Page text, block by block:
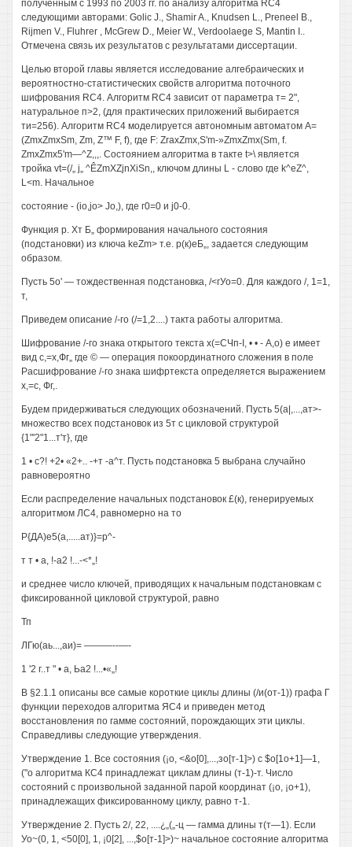
полученным с 1993 по 2003 гг. по анализу алгоритма RC4
следующими авторами: Golic J., Shamir A., Knudsen L., Preneel В.,
Rijmen V., Fluhrer , McGrew D., Meier W., Verdoolaege S, Mantin I..
Отмечена связь их результатов с результатами диссертации.
Целью второй главы является исследование алгебраических и
вероятностно-статистических свойств алгоритма поточного
шифрования RC4. Алгоритм RC4 зависит от параметра т= 2",
натуральное п>2, (для практических приложений выбирается
ти=256). Алгоритм RC4 моделируется автономным автоматом A=
(ZmxZmxSm, Zm, Z™ F, f), где F: ZraxZmx,S'm-»ZmxZmx(Sm, f.
ZmxZmx5'm—^Z,,,. Состоянием алгоритма в такте t>\ является
тройка vt=(/„ j„ ^ÊZmXZjnXiSn,, ключом длины L - слово где k^eZ^,
L<m. Начальное
состояние - (io,jo> Jo,), где г0=0 и j0-0.
Функция р. Хт Б„ формирования начального состояния
(подстановки) из ключа keZm> т.е. р(к)еБ„, задается следующим
образом.
Пусть 5о' — тождественная подстановка, /<гУо=0. Для каждого /, 1=1,
т,
Приведем описание /-го (/=1,2....) такта работы алгоритма.
Шифрование /-го знака открытого текста х(=СЧп-I, • • - А,о) е имеет
вид с,=х,Фг„ где © — операция покоординатного сложения в поле
Расшифрование /-го знака шифртекста определяется выражением
х,=с, Фг,.
Будем придерживаться следующих обозначений. Пусть 5(а|,...,ат>-
множество всех подстановок из 5т с цикловой структурой
{1"'2"1...т'т}, где
1 • с?! +2• «2+.. -+т -а^т. Пусть подстановка 5 выбрана случайно
равновероятно
Если распределение начальных подстановок £(к), генерируемых
алгоритмом ЛС4, равномерно на то
Р{ДА)е5(а,.....ат)}=р^-
т т • а, !-а2 !...-<*„!
и среднее число ключей, приводящих к начальным подстановкам с
фиксированной цикловой структурой, равно
Тп
ЛГю(аь...,аи)= ———--—-
1 '2 г..т " • а, Ьа2 !...•«„!
В §2.1.1 описаны все самые короткие циклы длины (/и(от-1)) графа Г
функции переходов алгоритма ЯС4 и приведен метод
восстановления по гамме состояний, порождающих эти циклы.
Справедливы следующие утверждения.
Утверждение 1. Все состояния (¡о, <&о[0],...,зо[т-1]>) с $о[1о+1]—1,
("о алгоритма КС4 принадлежат циклам длины (т-1)-т. Число
состояний с произвольной заданной парой координат (¡о, ¡о+1),
принадлежащих фиксированному циклу, равно т-1.
Утверждение 2. Пусть 2/, 22, ....¿„(„-ц — гамма длины т(т—1). Если
Уо~(0, 1, <50[0], 1, ¡0[2], ...,$о[т-1]>)~ начальное состояние алгоритма